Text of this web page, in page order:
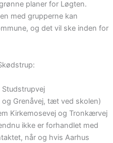
planer for Løgten.
med grupperne kan
og det vil ske inden for
og Grenåvej, tæt ved skolen)
Kirkemosevej og Tronkærvej
ikke er forhandlet med
når og hvis Aarhus